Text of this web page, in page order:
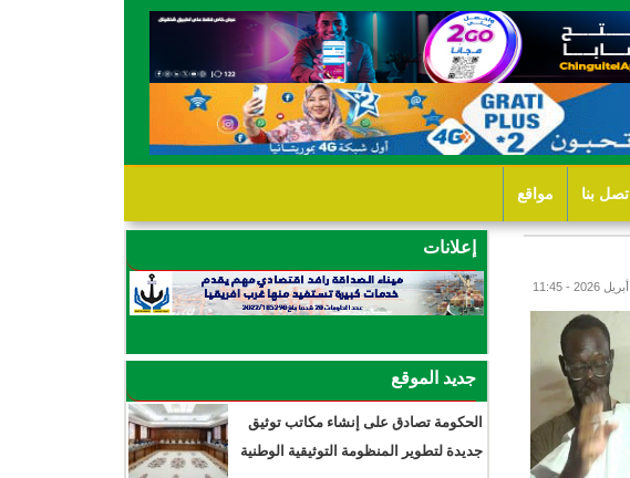
اتصل بنا مواقع
إعلانات
جديد الموقع
الحكومة تصادق على إنشاء مكاتب توثيق
جديدة لتطوير المنظومة التوثيقية الوطنية